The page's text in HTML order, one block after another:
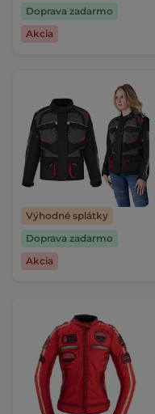
Doprava zadarmo
Akcia
Výhodné splátky
Doprava zadarmo
Akcia